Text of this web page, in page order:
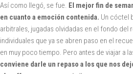
Así como llegó, se fue. El mejor fin de
en cuanto a emoción contenida. Un cóctel
arbitrales, jugadas olvidadas en el fondo del
individuales que ya se abren paso en el
en muy poco tiempo. Pero antes de viajar a
conviene darle un repaso a los que nos